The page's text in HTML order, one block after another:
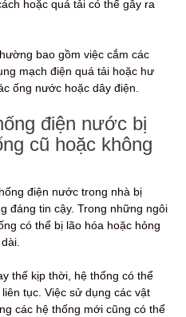
hoặc quá tải có thể gây ra
bao gồm việc cắm các
mạch điện quá tải hoặc hư
ống nước hoặc dây điện.
điện nước bị
cũ hoặc không
điện nước trong nhà bị
đáng tin cậy. Trong những ngôi
có thể bị lão hóa hoặc hỏng
thế kịp thời, hệ thống có thể
tục. Việc sử dụng các vật
các hệ thống mới cũng có thể